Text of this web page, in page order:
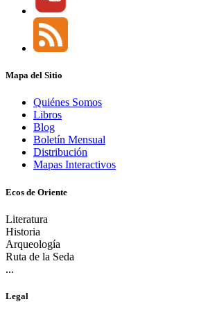
Mapa del Sitio
Quiénes Somos
Libros
Blog
Boletín Mensual
Distribución
Mapas Interactivos
Ecos de Oriente
Literatura
Historia
Arqueología
Ruta de la Seda
...
Legal